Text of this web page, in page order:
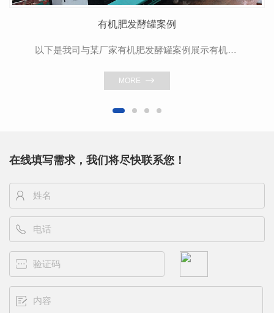
有机肥发酵罐案例
以下是我司与某厂家有机肥发酵罐案例展示有机肥发酵罐是处理畜禽粪便、餐余垃圾、生活污泥等有机肥废弃物的成套设备。通过高温好氧发酵，利用微生物的活性、对废弃物中的有机质进行生物分解、腐熟、使有机废弃物转化...
MORE
在线填写需求，我们将尽快联系您！